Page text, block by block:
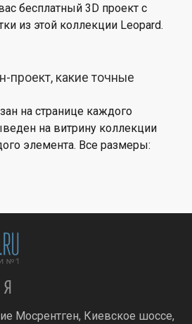
бесплатный 3D проект с
из этой коллекции Leopard.
проект, какие точные
на странице каждого
на витрину коллекции
элемента. Все размеры:
Мосрентген, Киевское шоссе,